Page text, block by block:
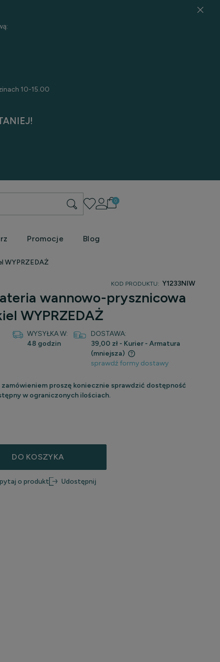
10-15.00
Promocje Blog
WYPRZEDAŻ
KOD PRODUKTU: Y1233NIW
wannowo-prysznicowa
WYPRZEDAŻ
WYSYŁKA W:
48 godzin
DOSTAWA:
39,00 zł - Kurier - Armatura
(mniejsza)
płatności
sprawdź formy dostawy
proszę koniecznie sprawdzić dostępność
w ograniczonych ilościach.
DO KOSZYKA
o produkt Udostępnij